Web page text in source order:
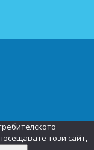
този сайт,